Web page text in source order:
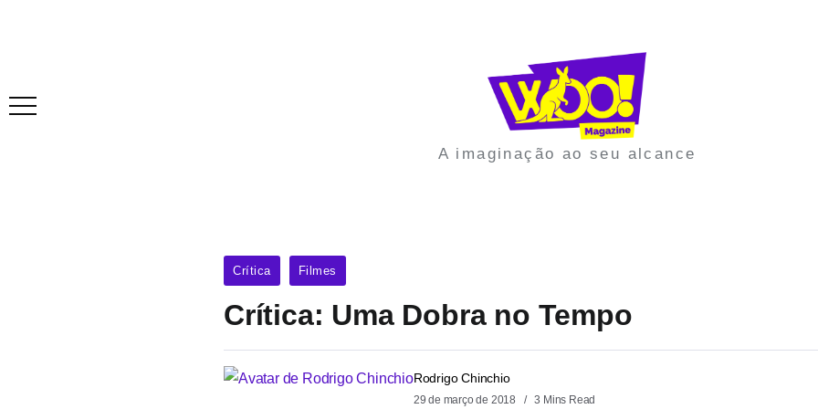
A imaginação ao seu alcance
Crítica Filmes
Crítica: Uma Dobra no Tempo
Rodrigo Chinchio
29 de março de 2018 3 Mins Read